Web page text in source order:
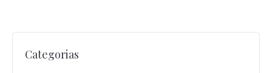
Categorias